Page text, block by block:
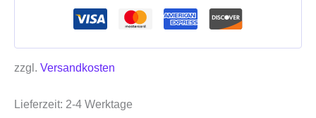
zzgl. Versandkosten
Lieferzeit: 2-4 Werktage